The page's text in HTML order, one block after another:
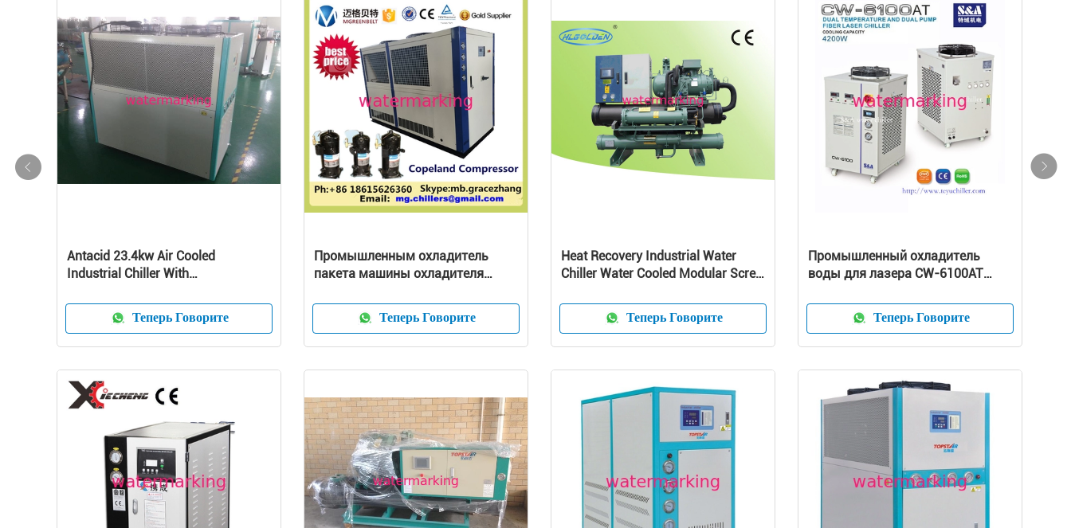
Antacid 23.4kw Air Cooled
Industrial Chiller With
Теперь Говорите
Промышленным охладитель
пакета машины охладителя
тонн
Теперь Говорите
Heat Recovery Industrial Water
Chiller Water Cooled Modular Screw
Теперь Говорите
Промышленный охладитель
воды для лазера CW-6100AT
Теперь Говорите